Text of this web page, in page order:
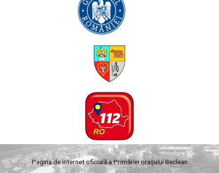
Pagina de internet oficială a Primăriei orașului Beclean